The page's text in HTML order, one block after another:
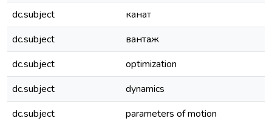
dc.subject
канат
dc.subject
вантаж
dc.subject
optimization
dc.subject
dynamics
dc.subject
parameters of motion